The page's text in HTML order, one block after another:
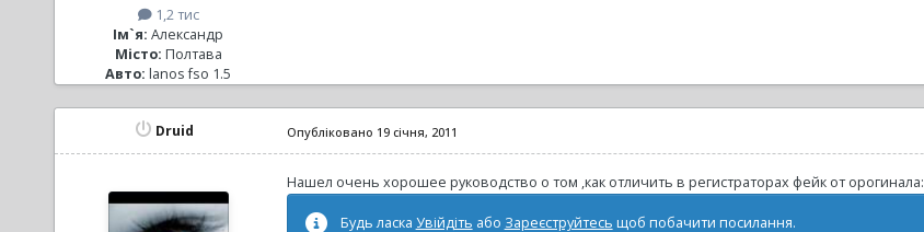
1,2 тис
Ім`я: Александр
Місто: Полтава
Авто: lanos fso 1.5
Druid Опубліковано 19 січня, 2011
Нашел очень хорошее руководство о том ,как отличить в регистраторах фейк от орогинала:
Будь ласка Увійдіть або Зареєструйтесь щоб побачити посилання.